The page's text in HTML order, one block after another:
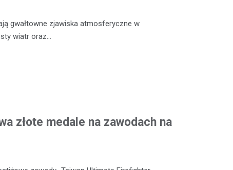
gwałtowne zjawiska atmosferyczne w
wiatr oraz…
złote medale na zawodach na